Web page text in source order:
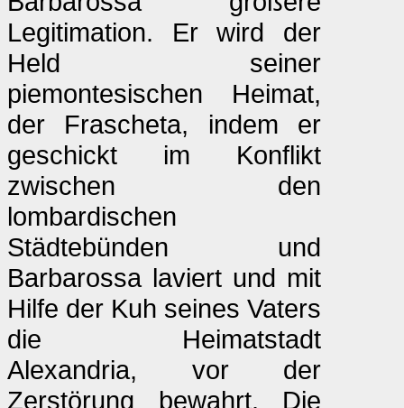
Legitimation. Er wird der
Held seiner
piemontesischen Heimat,
der Frascheta, indem er
geschickt im Konflikt
zwischen den
lombardischen
Städtebünden und
Barbarossa laviert und mit
Hilfe der Kuh seines Vaters
die Heimatstadt
Alexandria, vor der
Zerstörung bewahrt. Die